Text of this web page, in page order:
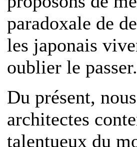
paradoxale de
les japonais
oublier le passer.
Du présent,
architectes
talentueux du